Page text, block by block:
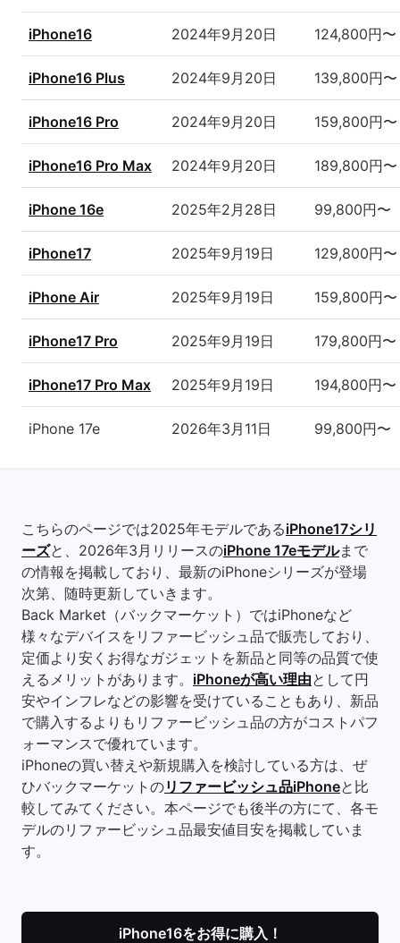
iPhone16 2024年9月20日 124,800円〜
iPhone16 Plus 2024年9月20日 139,800円〜
iPhone16 Pro 2024年9月20日 159,800円〜
iPhone16 Pro Max 2024年9月20日 189,800円〜
iPhone 16e 2025年2月28日 99,800円〜
iPhone17 2025年9月19日 129,800円〜
iPhone Air 2025年9月19日 159,800円〜
iPhone17 Pro 2025年9月19日 179,800円〜
iPhone17 Pro Max 2025年9月19日 194,800円〜
iPhone 17e 2026年3月11日 99,800円〜
こちらのページでは2025年モデルであるiPhone17シリ
ーズと、2026年3月リリースのiPhone 17eモデルまで
の情報を掲載しており、最新のiPhoneシリーズが登場
次第、随時更新していきます。
Back Market（バックマーケット）ではiPhoneなど
様々なデバイスをリファービッシュ品で販売しており、
定価より安くお得なガジェットを新品と同等の品質で使
えるメリットがあります。 iPhoneが高い理由として円
安やインフレなどの影響を受けていることもあり、新品
で購入するよりもリファービッシュ品の方がコストパフ
ォーマンスで優れています。
iPhoneの買い替えや新規購入を検討している方は、ぜ
ひバックマーケットのリファービッシュ品iPhoneと比
較してみてください。本ページでも後半の方にて、各モ
デルのリファービッシュ品最安値目安を掲載していま
す。
iPhone16をお得に購入！